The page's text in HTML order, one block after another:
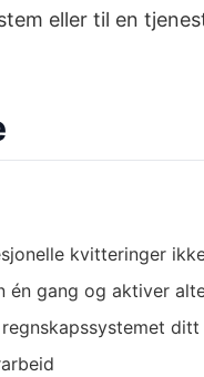
eller til en
kvitteringer
én gang og aktiver
ditt